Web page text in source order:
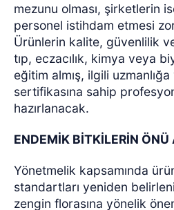
mezunu olması, şirketlerin
personel istihdam etmesi
Ürünlerin kalite, güvenlilik
tıp, eczacılık, kimya veya
eğitim almış, ilgili
sertifikasına sahip
hazırlanacak.
ENDEMİK BİTKİLERİN ÖNÜ
Yönetmelik kapsamında
standartları yeniden
zengin florasına yönelik